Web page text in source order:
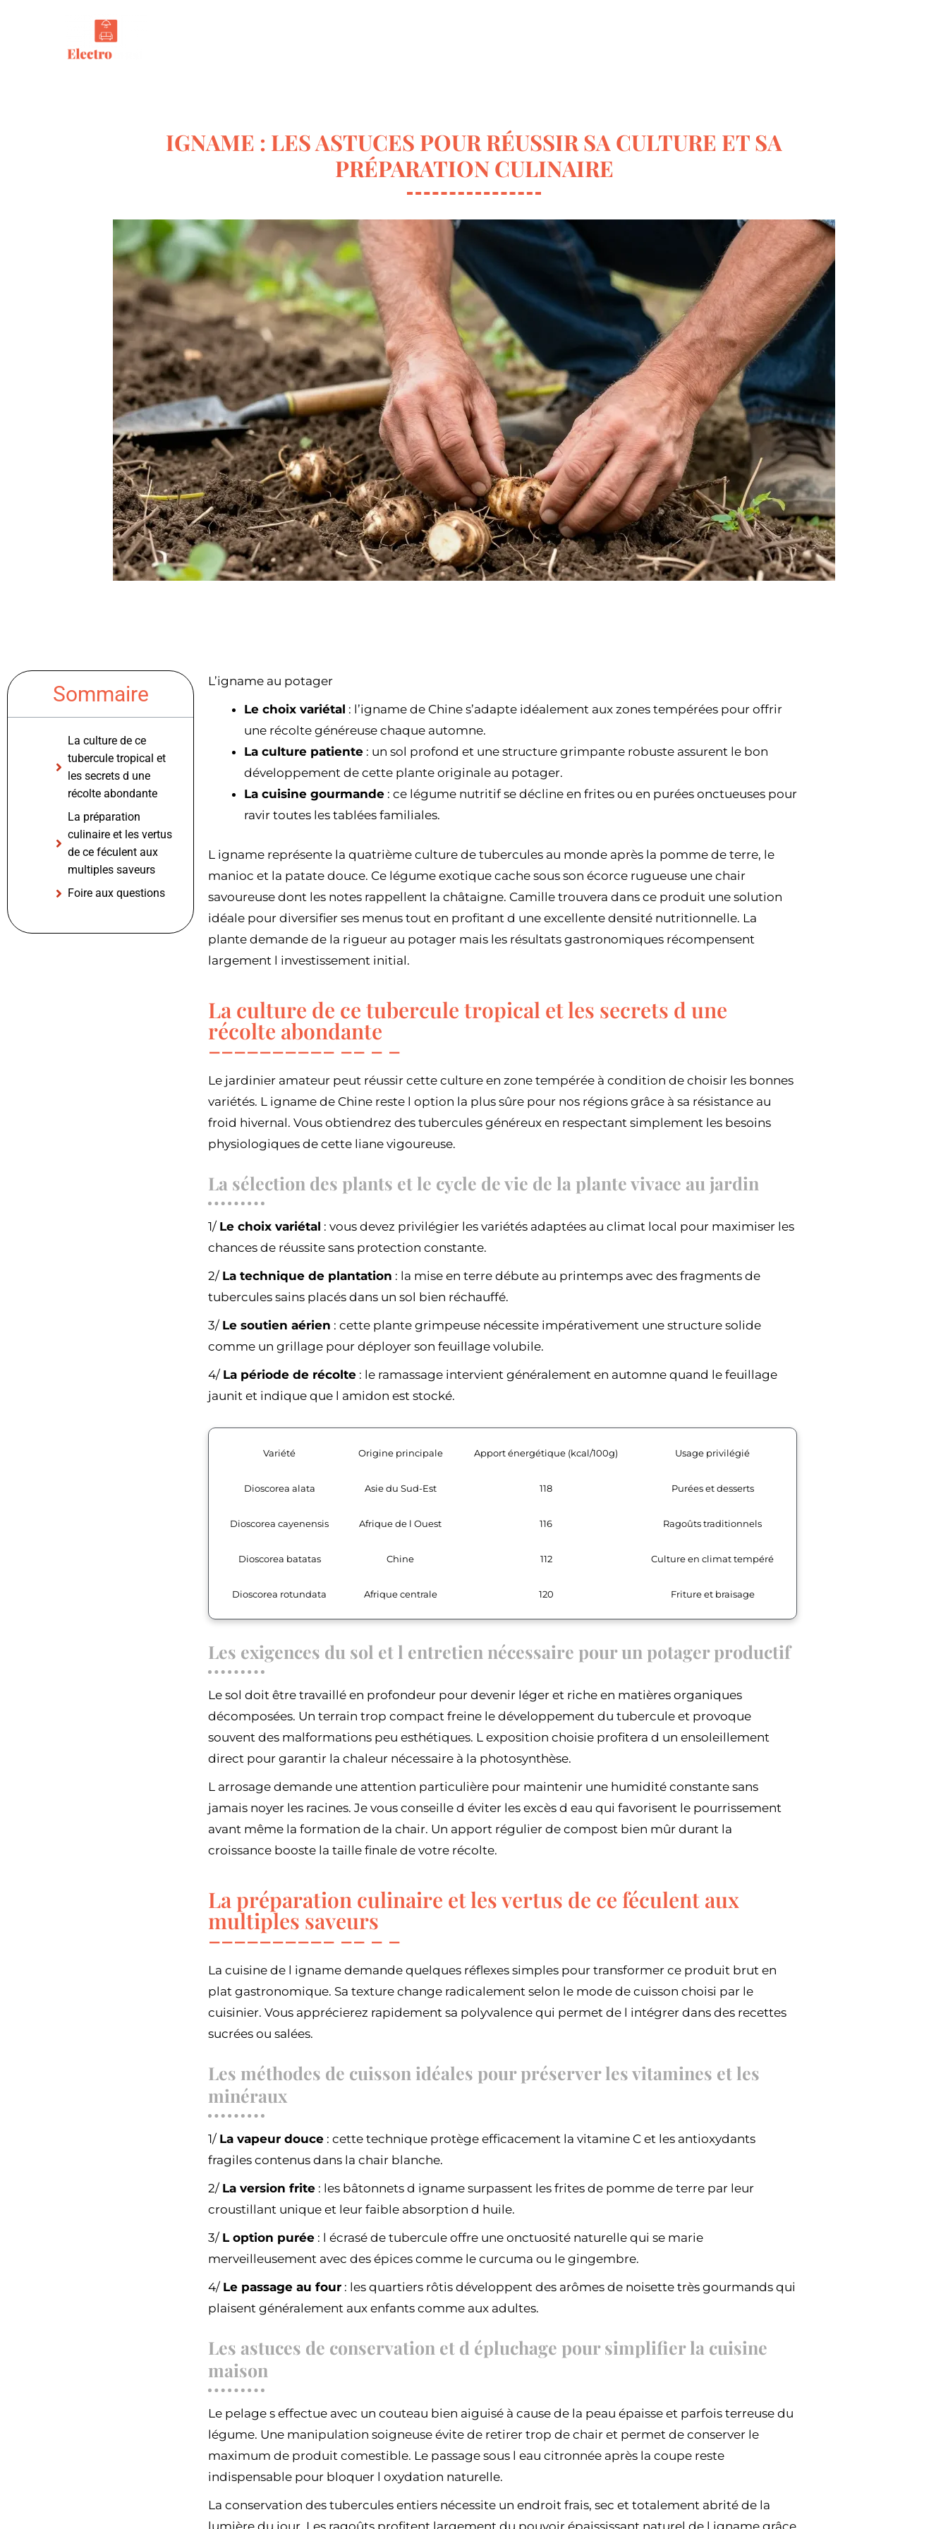
IGNAME : LES ASTUCES POUR RÉUSSIR SA CULTURE ET SA
PRÉPARATION CULINAIRE
Sommaire
La culture de ce
tubercule tropical et
les secrets d une
récolte abondante
La préparation
culinaire et les vertus
de ce féculent aux
multiples saveurs
Foire aux questions
L’igname au potager
Le choix variétal : l’igname de Chine s’adapte idéalement aux zones tempérées pour offrir
une récolte généreuse chaque automne.
La culture patiente : un sol profond et une structure grimpante robuste assurent le bon
développement de cette plante originale au potager.
La cuisine gourmande : ce légume nutritif se décline en frites ou en purées onctueuses pour
ravir toutes les tablées familiales.
L igname représente la quatrième culture de tubercules au monde après la pomme de terre, le
manioc et la patate douce. Ce légume exotique cache sous son écorce rugueuse une chair
savoureuse dont les notes rappellent la châtaigne. Camille trouvera dans ce produit une solution
idéale pour diversifier ses menus tout en profitant d une excellente densité nutritionnelle. La
plante demande de la rigueur au potager mais les résultats gastronomiques récompensent
largement l investissement initial.
La culture de ce tubercule tropical et les secrets d une
récolte abondante
Le jardinier amateur peut réussir cette culture en zone tempérée à condition de choisir les bonnes
variétés. L igname de Chine reste l option la plus sûre pour nos régions grâce à sa résistance au
froid hivernal. Vous obtiendrez des tubercules généreux en respectant simplement les besoins
physiologiques de cette liane vigoureuse.
La sélection des plants et le cycle de vie de la plante vivace au jardin
1/ Le choix variétal : vous devez privilégier les variétés adaptées au climat local pour maximiser les
chances de réussite sans protection constante.
2/ La technique de plantation : la mise en terre débute au printemps avec des fragments de
tubercules sains placés dans un sol bien réchauffé.
3/ Le soutien aérien : cette plante grimpeuse nécessite impérativement une structure solide
comme un grillage pour déployer son feuillage volubile.
4/ La période de récolte : le ramassage intervient généralement en automne quand le feuillage
jaunit et indique que l amidon est stocké.
Variété Origine principale Apport énergétique (kcal/100g) Usage privilégié
Dioscorea alata Asie du Sud-Est 118 Purées et desserts
Dioscorea cayenensis Afrique de l Ouest 116 Ragoûts traditionnels
Dioscorea batatas Chine 112 Culture en climat tempéré
Dioscorea rotundata Afrique centrale 120 Friture et braisage
Les exigences du sol et l entretien nécessaire pour un potager productif
Le sol doit être travaillé en profondeur pour devenir léger et riche en matières organiques
décomposées. Un terrain trop compact freine le développement du tubercule et provoque
souvent des malformations peu esthétiques. L exposition choisie profitera d un ensoleillement
direct pour garantir la chaleur nécessaire à la photosynthèse.
L arrosage demande une attention particulière pour maintenir une humidité constante sans
jamais noyer les racines. Je vous conseille d éviter les excès d eau qui favorisent le pourrissement
avant même la formation de la chair. Un apport régulier de compost bien mûr durant la
croissance booste la taille finale de votre récolte.
La préparation culinaire et les vertus de ce féculent aux
multiples saveurs
La cuisine de l igname demande quelques réflexes simples pour transformer ce produit brut en
plat gastronomique. Sa texture change radicalement selon le mode de cuisson choisi par le
cuisinier. Vous apprécierez rapidement sa polyvalence qui permet de l intégrer dans des recettes
sucrées ou salées.
Les méthodes de cuisson idéales pour préserver les vitamines et les
minéraux
1/ La vapeur douce : cette technique protège efficacement la vitamine C et les antioxydants
fragiles contenus dans la chair blanche.
2/ La version frite : les bâtonnets d igname surpassent les frites de pomme de terre par leur
croustillant unique et leur faible absorption d huile.
3/ L option purée : l écrasé de tubercule offre une onctuosité naturelle qui se marie
merveilleusement avec des épices comme le curcuma ou le gingembre.
4/ Le passage au four : les quartiers rôtis développent des arômes de noisette très gourmands qui
plaisent généralement aux enfants comme aux adultes.
Les astuces de conservation et d épluchage pour simplifier la cuisine
maison
Le pelage s effectue avec un couteau bien aiguisé à cause de la peau épaisse et parfois terreuse du
légume. Une manipulation soigneuse évite de retirer trop de chair et permet de conserver le
maximum de produit comestible. Le passage sous l eau citronnée après la coupe reste
indispensable pour bloquer l oxydation naturelle.
La conservation des tubercules entiers nécessite un endroit frais, sec et totalement abrité de la
lumière du jour. Les ragoûts profitent largement du pouvoir épaississant naturel de l igname grâce